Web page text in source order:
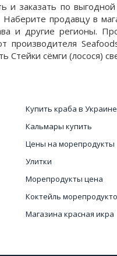
и заказать по
Наберите продавцу в
и другие регионы.
сёмги (лосося)
Купить краба в Украине
Кальмары купить
Цены на морепродукты
Улитки
Морепродукты цена
Коктейль
Магазина красная икра